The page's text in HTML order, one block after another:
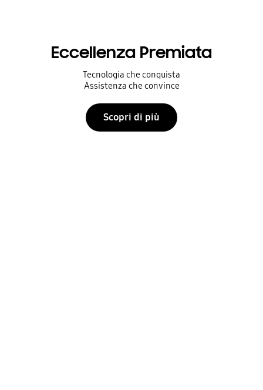
Eccellenza Premiata
Tecnologia che conquista
Assistenza che convince
Scopri di più